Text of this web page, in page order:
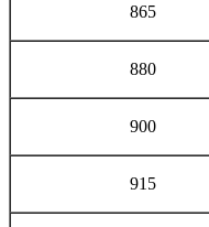
865
880
900
915